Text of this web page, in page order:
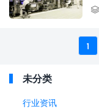
1
未分类
行业资讯